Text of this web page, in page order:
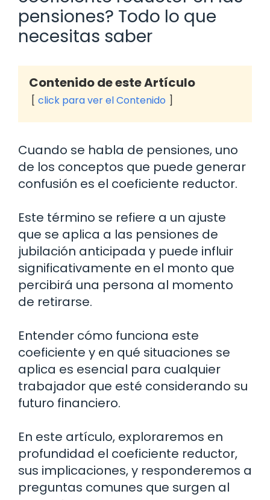
pensiones? Todo lo que
necesitas saber
Contenido de este Artículo
click para ver el Contenido
Cuando se habla de pensiones, uno
de los conceptos que puede generar
confusión es el coeficiente reductor.
Este término se refiere a un ajuste
que se aplica a las pensiones de
jubilación anticipada y puede influir
significativamente en el monto que
percibirá una persona al momento
de retirarse.
Entender cómo funciona este
coeficiente y en qué situaciones se
aplica es esencial para cualquier
trabajador que esté considerando su
futuro financiero.
En este artículo, exploraremos en
profundidad el coeficiente reductor,
sus implicaciones, y responderemos a
preguntas comunes que surgen al